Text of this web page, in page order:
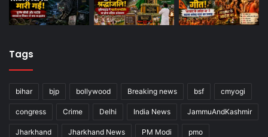
Tags
bihar bjp bollywood Breaking news bsf cmyogi
congress Crime Delhi India News JammuAndKashmir
Jharkhand Jharkhand News PM Modi pmo